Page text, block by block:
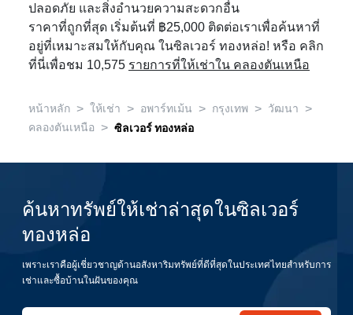
ปลอดภัย และสิ่งอำนวยความสะดวกอื่น
ราคาที่ถูกที่สุด เริ่มต้นที่ ฿25,000 ติดต่อเราเพื่อค้นหาที่
อยู่ที่เหมาะสมให้กับคุณ ในซิลเวอร์ ทองหล่อ! หรือ คลิก
ที่นี่เพื่อชม 10,575 รายการที่ให้เช่าใน คลองตันเหนือ
หน้าหลัก > ให้เช่า > อพาร์ทเม้น > กรุงเทพ > วัฒนา >
คลองตันเหนือ > ซิลเวอร์ ทองหล่อ
ค้นหาทรัพย์ให้เช่าล่าสุดในซิลเวอร์
ทองหล่อ
เพราะเราคือผู้เชี่ยวชาญด้านอสังหาริมทรัพย์ที่ดีที่สุดในประเทศไทยสำหรับการ
เช่าและซื้อบ้านในฝันของคุณ